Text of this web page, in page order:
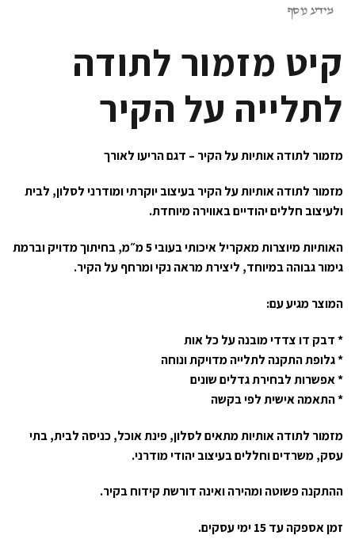
מידע נוסף
קיט מזמור לתודה
לתלייה על הקיר
מזמור לתודה אותיות על הקיר – דגם הריעו לאורך
מזמור לתודה אותיות על הקיר בעיצוב יוקרתי ומודרני לסלון, לבית
ולעיצוב חללים יהודיים באווירה מיוחדת.
האותיות מיוצרות מאקריל איכותי בעובי 5 מ״מ, בחיתוך מדויק וברמת
גימור גבוהה במיוחד, ליצירת מראה נקי ומרחף על הקיר.
המוצר מגיע עם:
* דבק דו צדדי מובנה על כל אות
* גלופת התקנה לתלייה מדויקת ונוחה
* אפשרות לבחירת גדלים שונים
* התאמה אישית לפי בקשה
מזמור לתודה אותיות מתאים לסלון, פינת אוכל, כניסה לבית, בתי
עסק, משרדים וחללים בעיצוב יהודי מודרני.
ההתקנה פשוטה ומהירה ואינה דורשת קידוח בקיר.
זמן אספקה עד 15 ימי עסקים.